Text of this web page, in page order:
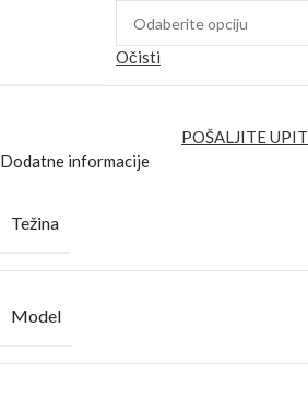
Očisti
POŠALJITE UPIT
Dodatne informacije
Težina
Model